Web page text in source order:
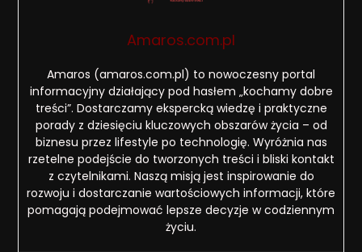
Amaros.com.pl
Amaros (amaros.com.pl) to nowoczesny portal
informacyjny działający pod hasłem „kochamy dobre
treści”. Dostarczamy ekspercką wiedzę i praktyczne
porady z dziesięciu kluczowych obszarów życia – od
biznesu przez lifestyle po technologię. Wyróżnia nas
rzetelne podejście do tworzonych treści i bliski kontakt
z czytelnikami. Naszą misją jest inspirowanie do
rozwoju i dostarczanie wartościowych informacji, które
pomagają podejmować lepsze decyzje w codziennym
życiu.